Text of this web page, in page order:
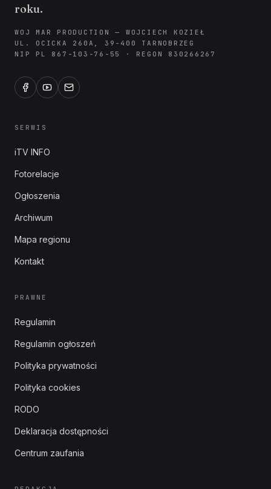
roku.
WOJ MAR PRODUCTION — WOJCIECH KOZIEŁ
UL. OCICKA 260A, 39-400 TARNOBRZEG
NIP PL 867-103-76-55 · REGON 830266267
SERWIS
iTV INFO
Fotorelacje
Ogłoszenia
Archiwum
Mapa regionu
Kontakt
PRAWNE
Regulamin
Regulamin ogłoszeń
Polityka prywatności
Polityka cookies
RODO
Deklaracja dostępności
Centrum zaufania